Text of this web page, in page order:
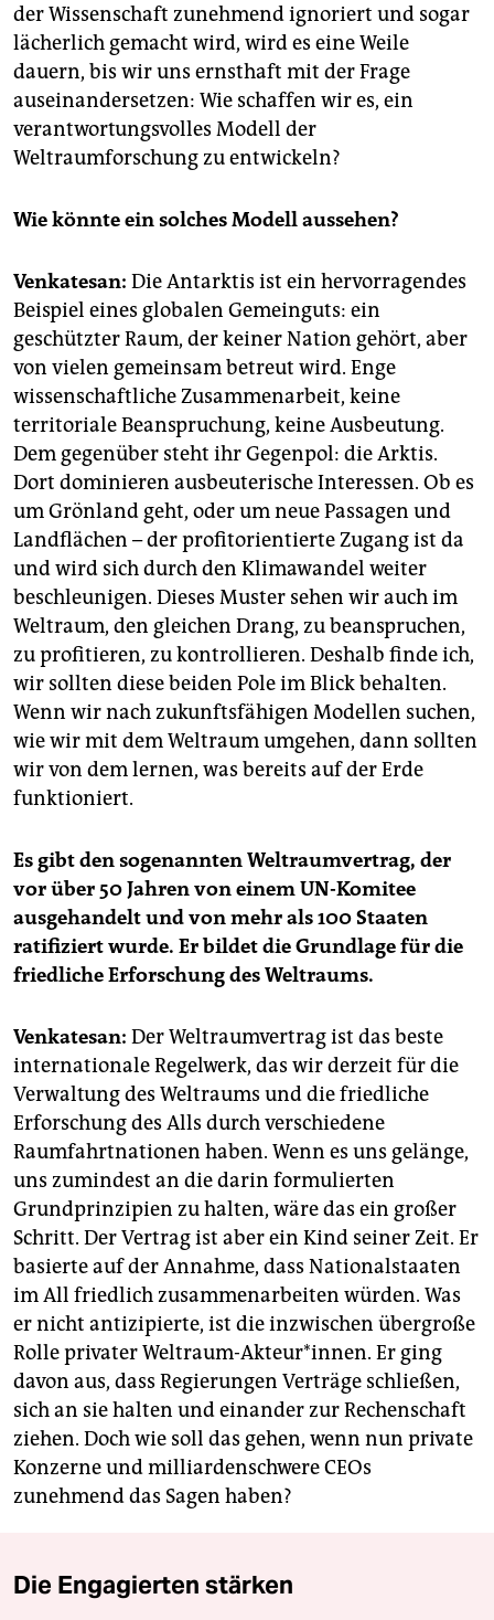
der Wissenschaft zunehmend ignoriert und sogar
lächerlich gemacht wird, wird es eine Weile
dauern, bis wir uns ernsthaft mit der Frage
auseinandersetzen: Wie schaffen wir es, ein
verantwortungsvolles Modell der
Weltraumforschung zu entwickeln?
Wie könnte ein solches Modell aussehen?
Venkatesan: Die Antarktis ist ein hervorragendes
Beispiel eines globalen Gemeinguts: ein
geschützter Raum, der keiner Nation gehört, aber
von vielen gemeinsam betreut wird. Enge
wissenschaftliche Zusammenarbeit, keine
territoriale Beanspruchung, keine Ausbeutung.
Dem gegenüber steht ihr Gegenpol: die Arktis.
Dort dominieren ausbeuterische Interessen. Ob es
um Grönland geht, oder um neue Passagen und
Landflächen – der profitorientierte Zugang ist da
und wird sich durch den Klimawandel weiter
beschleunigen. Dieses Muster sehen wir auch im
Weltraum, den gleichen Drang, zu beanspruchen,
zu profitieren, zu kontrollieren. Deshalb finde ich,
wir sollten diese beiden Pole im Blick behalten.
Wenn wir nach zukunftsfähigen Modellen suchen,
wie wir mit dem Weltraum umgehen, dann sollten
wir von dem lernen, was bereits auf der Erde
funktioniert.
Es gibt den sogenannten Weltraumvertrag, der
vor über 50 Jahren von einem UN-Komitee
ausgehandelt und von mehr als 100 Staaten
ratifiziert wurde. Er bildet die Grundlage für die
friedliche Erforschung des Weltraums.
Venkatesan: Der Weltraumvertrag ist das beste
internationale Regelwerk, das wir derzeit für die
Verwaltung des Weltraums und die friedliche
Erforschung des Alls durch verschiedene
Raumfahrtnationen haben. Wenn es uns gelänge,
uns zumindest an die darin formulierten
Grundprinzipien zu halten, wäre das ein großer
Schritt. Der Vertrag ist aber ein Kind seiner Zeit. Er
basierte auf der Annahme, dass Nationalstaaten
im All friedlich zusammenarbeiten würden. Was
er nicht antizipierte, ist die inzwischen übergroße
Rolle privater Weltraum-Akteur*innen. Er ging
davon aus, dass Regierungen Verträge schließen,
sich an sie halten und einander zur Rechenschaft
ziehen. Doch wie soll das gehen, wenn nun private
Konzerne und milliardenschwere CEOs
zunehmend das Sagen haben?
Die Engagierten stärken